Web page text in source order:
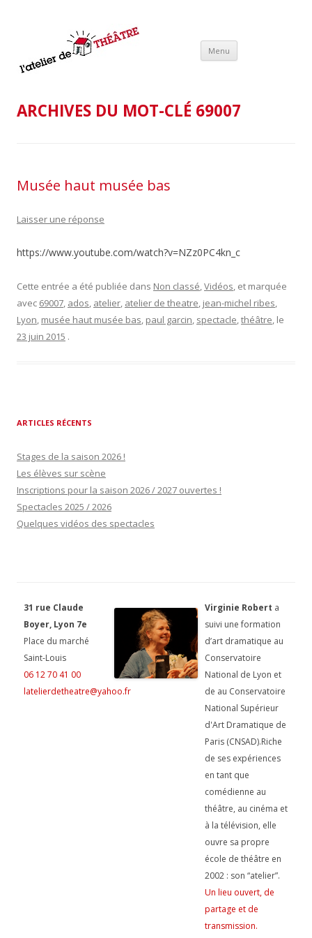
Menu
ARCHIVES DU MOT-CLÉ 69007
Musée haut musée bas
Laisser une réponse
https://www.youtube.com/watch?v=NZz0PC4kn_c
Cette entrée a été publiée dans Non classé,Vidéos, et marquée
avec 69007, ados, atelier, atelier de theatre, jean-michel ribes,
Lyon, musée haut musée bas, paul garcin, spectacle,théâtre, le
23 juin 2015 .
ARTICLES RÉCENTS
Stages de la saison 2026 !
Les élèves sur scène
Inscriptions pour la saison 2026 / 2027 ouvertes !
Spectacles 2025 / 2026
Quelques vidéos des spectacles
31 rue Claude
Boyer, Lyon 7e
Place du marché
Saint-Louis
06 12 70 41 00
latelierdetheatre@yahoo.fr
Virginie Robert a
suivi une formation
d’art dramatique au
Conservatoire
National de Lyon et
de au Conservatoire
National Supérieur
d'Art Dramatique de
Paris (CNSAD).Riche
de ses expériences
en tant que
comédienne au
théâtre, au cinéma et
à la télévision, elle
ouvre sa propre
école de théâtre en
2002 : son “atelier”.
Un lieu ouvert, de
partage et de
transmission.